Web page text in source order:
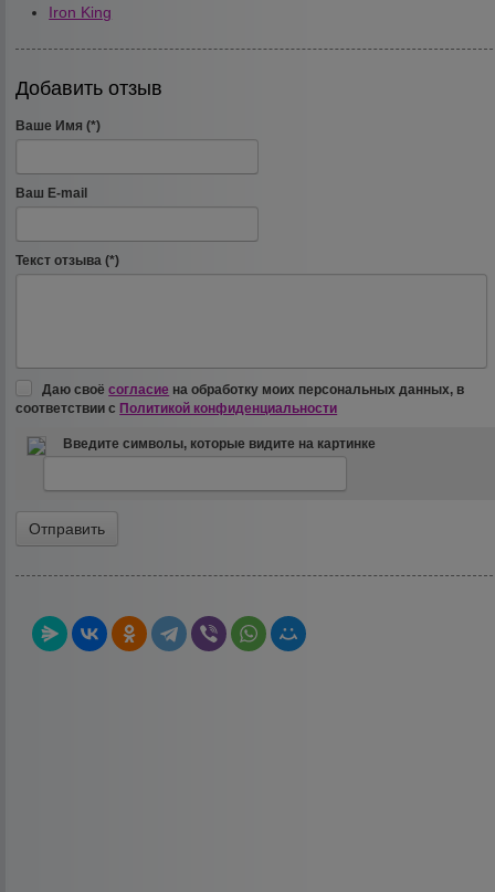
Iron King
Добавить отзыв
Ваше Имя (*)
Ваш E-mail
Текст отзыва (*)
Даю своёсогласие на обработку моих персональных данных, в
соответствии с Политикой конфиденциальности
Введите символы, которые видите на картинке